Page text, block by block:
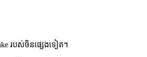
របស់ចិនផ្សេងទៀត។